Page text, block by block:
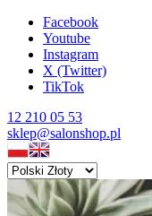
Facebook
Youtube
Instagram
X (Twitter)
TikTok
12 210 05 53
sklep@salonshop.pl